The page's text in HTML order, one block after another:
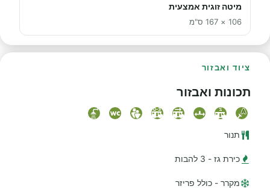
מיטה זוגית אמצעית
106 × 167 ס"מ
ציוד ואבזור
תכונות ואבזור
תנור
כירת גז - 3 להבות
מקרר - כולל פריזר